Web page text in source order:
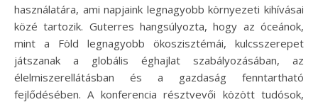
használatára, ami napjaink legnagyobb környezeti kihívásai
közé tartozik. Guterres hangsúlyozta, hogy az óceánok,
mint a Föld legnagyobb ökoszisztémái, kulcsszerepet
játszanak a globális éghajlat szabályozásában, az
élelmiszerellátásban és a gazdaság fenntartható
fejlődésében. A konferencia résztvevői között tudósok,